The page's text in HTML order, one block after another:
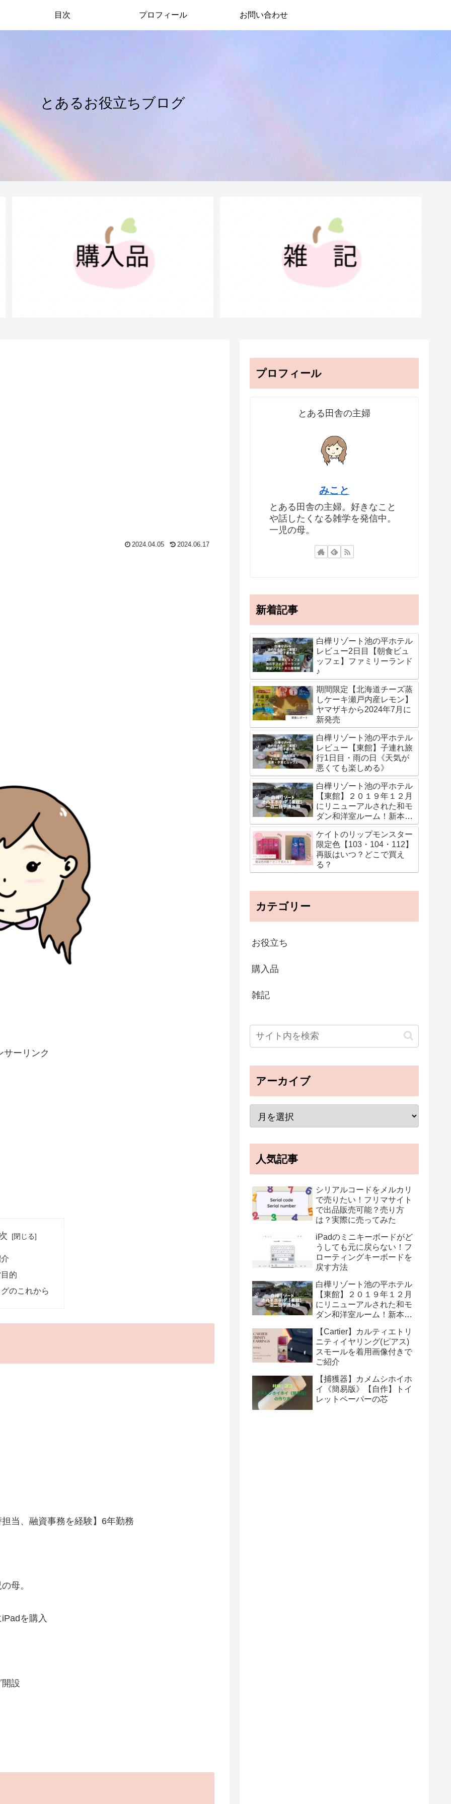
とあるお役立ちブログ
目次 プロフィール お問い合わせ
2024.04.05 2024.06.17
サーリンク
的
のこれから
当、融資事務を経験】6年勤務
母。
を購入
設
プロフィール
とある田舎の主婦
みこと
とある田舎の主婦。好きなこと
や話したくなる雑学を発信中。
一児の母。
新着記事
白樺リゾート池の平ホテル
レビュー2日目【朝食ビュ
ッフェ】ファミリーランド
♪
期間限定【北海道チーズ蒸
しケーキ瀬戸内産レモン】
ヤマザキから2024年7月に
新発売
白樺リゾート池の平ホテル
レビュー【東館】子連れ旅
行1日目・雨の日《天気が
悪くても楽しめる》
白樺リゾート池の平ホテル
【東館】２０１９年１２月
にリニューアルされた和モ
ダン和洋室ルーム！新本館
の温泉・湯あみ着情報も
ケイトのリップモンスター
限定色【103・104・112】
再販はいつ？どこで買え
る？
カテゴリー
お役立ち
購入品
雑記
アーカイブ
人気記事
シリアルコードをメルカリ
で売りたい！フリマサイト
で出品販売可能？売り方
は？実際に売ってみた
iPadのミニキーボードがど
うしても元に戻らない！フ
ローティングキーボードを
戻す方法
白樺リゾート池の平ホテル
【東館】２０１９年１２月
にリニューアルされた和モ
ダン和洋室ルーム！新本館
【Cartier】カルティエトリ
ニティイヤリング(ピアス)
スモールを着用画像付きで
ご紹介
【捕獲器】カメムシホイホ
イ《簡易版》【自作】トイ
レットペーパーの芯